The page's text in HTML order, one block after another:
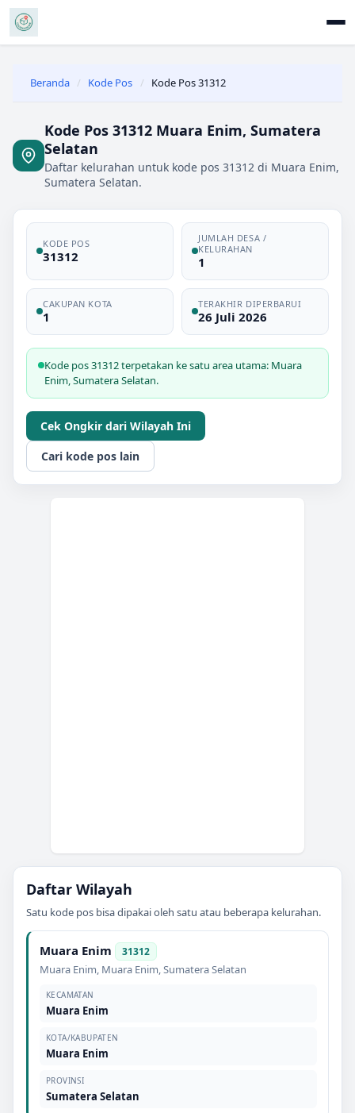
Beranda / Kode Pos / Kode Pos 31312
Kode Pos 31312 Muara Enim, Sumatera
Selatan
Daftar kelurahan untuk kode pos 31312 di Muara Enim,
Sumatera Selatan.
KODE POS
31312
JUMLAH DESA /
KELURAHAN
1
CAKUPAN KOTA
1
TERAKHIR DIPERBARUI
26 Juli 2026
Kode pos 31312 terpetakan ke satu area utama: Muara
Enim, Sumatera Selatan.
Cek Ongkir dari Wilayah Ini
Cari kode pos lain
Daftar Wilayah
Satu kode pos bisa dipakai oleh satu atau beberapa kelurahan.
Muara Enim 31312
Muara Enim, Muara Enim,Sumatera Selatan
KECAMATAN
Muara Enim
KOTA/KABUPATEN
Muara Enim
PROVINSI
Sumatera Selatan